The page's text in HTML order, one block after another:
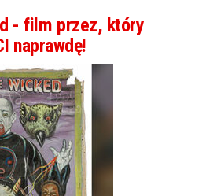
- film przez, który
naprawdę!